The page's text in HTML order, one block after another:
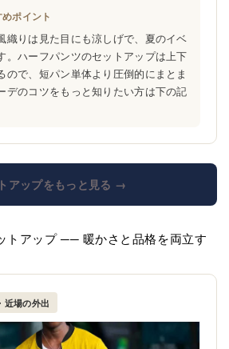
ポイント
織りは見た目にも涼しげで、夏のイベ
。ハーフパンツのセットアップは上下
ので、短パン単体より圧倒的にまとま
デのコツをもっと知りたい方は下の記
アップをもっと見る →
トアップ ── 暖かさと品格を両立す
近場の外出